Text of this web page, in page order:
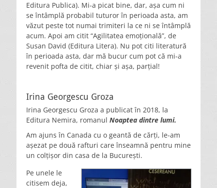
Editura Publica). Mi-a picat bine, dar, așa cum ni
se întâmplă probabil tuturor în perioada asta, am
văzut peste tot numai trimiteri la ce ni se întâmplă
acum. Apoi am citit “Agilitatea emoțională”, de
Susan David (Editura Litera). Nu pot citi literatură
în perioada asta, dar mă bucur cum pot că mi-a
revenit pofta de citit, chiar și așa, parțial!
Irina Georgescu Groza
Irina Georgescu Groza a publicat în 2018, la
Editura Nemira, romanul Noaptea dintre lumi.
Am ajuns în Canada cu o geantă de cărți, le-am
așezat pe două rafturi care înseamnă pentru mine
un colțișor din casa de la București.
Pe unele le
citisem deja,